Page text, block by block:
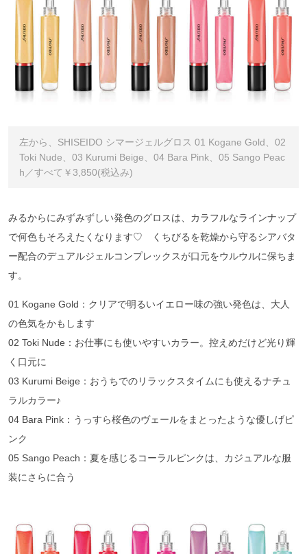
左から、SHISEIDO シマージェルグロス 01 Kogane Gold、02
Toki Nude、03 Kurumi Beige、04 Bara Pink、05 Sango Peac
h／すべて￥3,850(税込み)
みるからにみずみずしい発色のグロスは、カラフルなラインナップ
で何色もそろえたくなります♡ くちびるを乾燥から守るシアバタ
ー配合のデュアルジェルコンプレックスが口元をウルウルに保ちま
す。
01 Kogane Gold：クリアで明るいイエロー味の強い発色は、大人
の色気をかもします
02 Toki Nude：お仕事にも使いやすいカラー。控えめだけど光り輝
く口元に
03 Kurumi Beige：おうちでのリラックスタイムにも使えるナチュ
ラルカラー♪
04 Bara Pink：うっすら桜色のヴェールをまとったような優しげピ
ンク
05 Sango Peach：夏を感じるコーラルピンクは、カジュアルな服
装にさらに合う